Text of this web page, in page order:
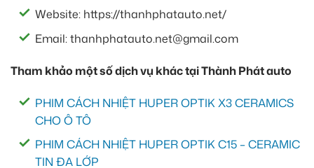
Website: https://thanhphatauto.net/
Email: thanhphatauto.net@gmail.com
Tham khảo một số dịch vụ khác tại Thành Phát auto
PHIM CÁCH NHIỆT HUPER OPTIK X3 CERAMICS
CHO Ô TÔ
PHIM CÁCH NHIỆT HUPER OPTIK C15 – CERAMIC
TIN ĐA LỚP